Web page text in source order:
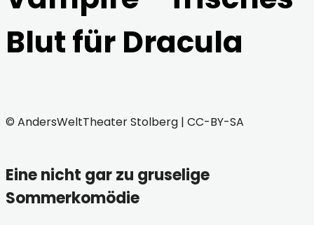
Blut für Dracula
© AndersWeltTheater Stolberg | CC-BY-SA
Eine nicht gar zu gruselige
Sommerkomödie